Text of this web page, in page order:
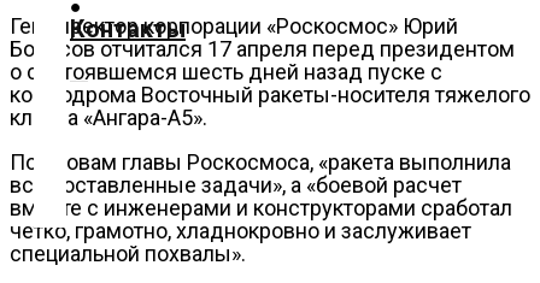
О
нас
Помощь
проекту
Контакты
Контакты
Гендиректор корпорации «Роскосмос» Юрий
Борисов отчитался 17 апреля перед президентом
о состоявшемся шесть дней назад пуске с
космодрома Восточный ракеты-носителя тяжелого
класса «Ангара-А5».
По словам главы Роскосмоса, «ракета выполнила
все поставленные задачи», а «боевой расчет
вместе с инженерами и конструкторами сработал
четко, грамотно, хладнокровно и заслуживает
специальной похвалы».